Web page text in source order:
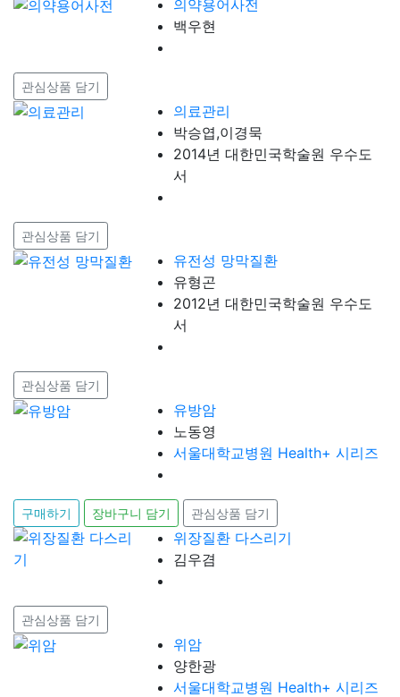
의약용어사전
백우현
관심상품 담기
의료관리
박승엽,이경묵
2014년 대한민국학술원 우수도
서
관심상품 담기
유전성 망막질환
유형곤
2012년 대한민국학술원 우수도
서
관심상품 담기
유방암
노동영
서울대학교병원 Health+ 시리즈
구매하기 장바구니 담기 관심상품 담기
위장질환 다스리기
김우겸
관심상품 담기
위암
양한광
서울대학교병원 Health+ 시리즈